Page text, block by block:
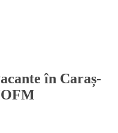
în Caraș-